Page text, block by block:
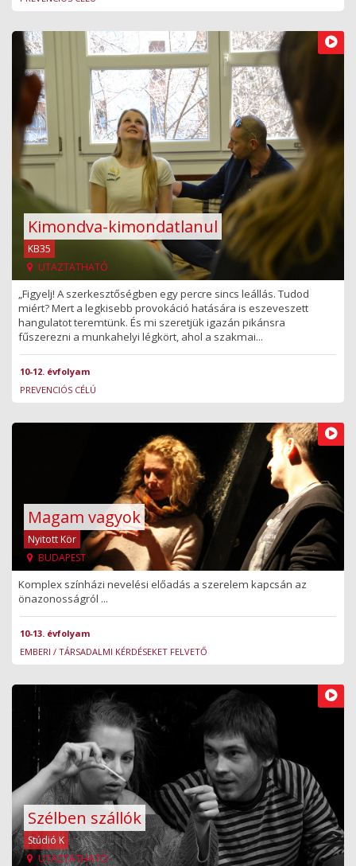
Kimondva-kimondatlanul
KB35
UTAZTATHATÓ
„Figyelj! A szerkesztőségben egy percre sincs leállás. Tudod
miért? Mert a legkisebb provokáció hatására is eszeveszett
hangulatot teremtünk. És mi szeretjük igazán pikánsra
fűszerezni a munkahelyi légkört, ahol a szakmai...
10-12. évfolyam
PREVENCIÓS CÉLÚ
Magam vagyok
Nyitott Kör
BUDAPEST
Komplex színházi nevelési előadás a szerelem kapcsán az
önazonosságról ...
10-13. évfolyam
EMBERI / TÁRSADALMI KÉRDÉSEKET FELVETŐ
Szélben szállók
Stúdió K
UTAZTATHATÓ